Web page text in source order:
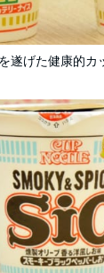
遂げた健康的カ